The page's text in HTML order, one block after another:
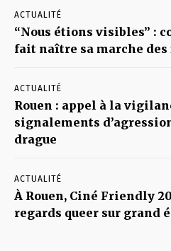
ACTUALITÉ
“Nous étions visibles” :
fait naître sa marche des
ACTUALITÉ
Rouen : appel à la
signalements
drague
ACTUALITÉ
À Rouen, Ciné Friendly
regards queer sur grand